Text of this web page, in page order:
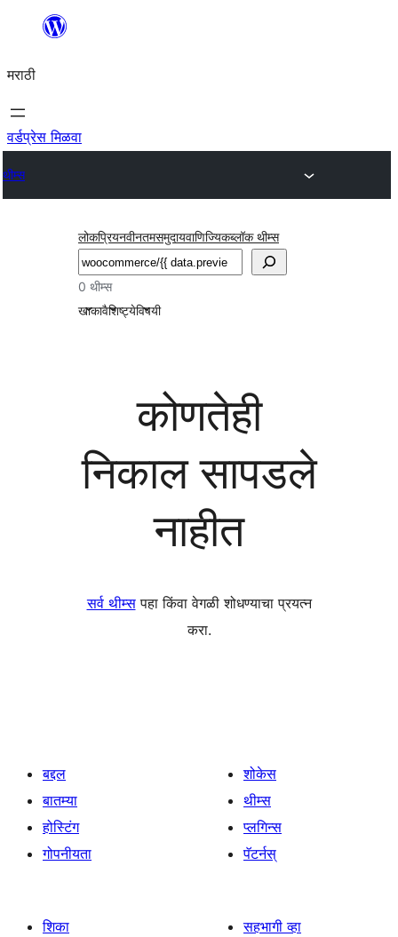
सामुग्रीवर
मराठी
वर्डप्रेस मिळवा
थीम्स
लोकप्रियनवीनतमसमुदायवाणिज्यिकब्लॉक थीम्स
शोधा
0 थीम्स
खाकावैशिष्ट्येविषयी
कोणतेही
निकाल सापडले
नाहीत
सर्व थीम्सपहा किंवा वेगळी शोधण्याचा प्रयत्न
करा.
बद्दल
बातम्या
होस्टिंग
गोपनीयता
शोकेस
थीम्स
प्लगिन्स
पॅटर्नस्
शिका
सहभागी व्हा